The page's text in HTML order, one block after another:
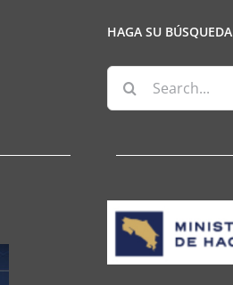
HAGA SU BÚSQUEDA
Search
for: